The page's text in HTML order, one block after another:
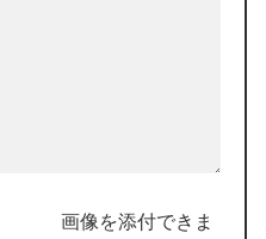
画像を添付できま